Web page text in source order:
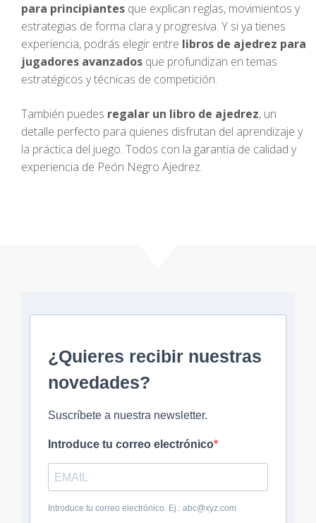
para principiantes que explican reglas, movimientos y
estrategias de forma clara y progresiva. Y si ya tienes
experiencia, podrás elegir entre libros de ajedrez para
jugadores avanzados que profundizan en temas
estratégicos y técnicas de competición.
También puedes regalar un libro de ajedrez, un
detalle perfecto para quienes disfrutan del aprendizaje y
la práctica del juego. Todos con la garantía de calidad y
experiencia de Peón Negro Ajedrez.
¿Quieres recibir nuestras
novedades?
Suscríbete a nuestra newsletter.
Introduce tu correo electrónico
Introduce tu correo electrónico. Ej.: abc@xyz.com